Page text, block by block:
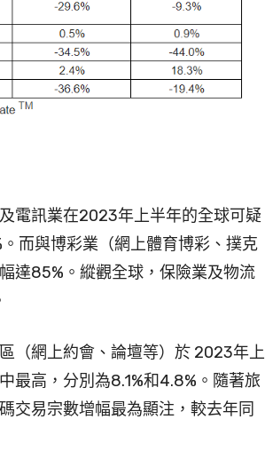
電訊業在2023年上半年的全球可疑
而與博彩業（網上體育博彩、撲克
達85%。縱觀全球，保險業及物流
（網上約會、論壇等）於 2023年上
最高，分別為8.1%和4.8%。隨著旅
交易宗數增幅最為顯注，較去年同